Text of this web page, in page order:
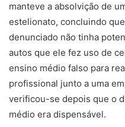
manteve a absolvição de
estelionato, concluindo
denunciado não tinha
autos que ele fez uso de
ensino médio falso para
profissional junto a uma
verificou-se depois que o
médio era dispensável.